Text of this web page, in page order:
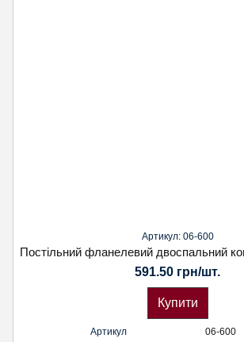
Артикул: 06-600
591.50 грн/шт.
Купити
Артикул
06-600